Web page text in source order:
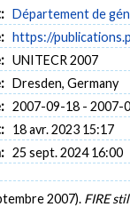
Département de
https://
UNITECR 2007
Dresden, Germany
2007-09-18 - 2007-
18 avr. 2023 15:17
25 sept. 2024 16:00
2007). FIRE